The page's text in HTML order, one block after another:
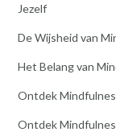
Jezelf
De Wijsheid van
Het Belang van
Ontdek
Ontdek